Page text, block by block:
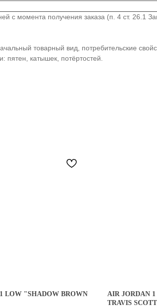
с момента получения заказа (п. 4 ст. 26.1
товарный вид, потребительские
катышек, потёртостей.
LOW "SHADOW BROWN
AIR JORDAN
TRAVIS